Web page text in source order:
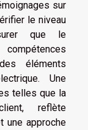
sur
le niveau
que le
éléments
Une
telles que la
reflète
une approche